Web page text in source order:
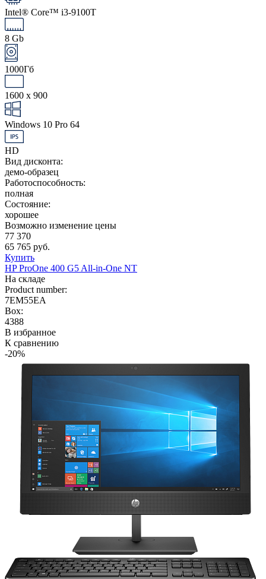
Intel® Core™ i3-9100T
8 Gb
1000Гб
1600 x 900
Windows 10 Pro 64
HD
Вид дисконта:
демо-образец
Работоспособность:
полная
Состояние:
хорошее
Возможно изменение цены
77 370
65 765 руб.
Купить
HP ProOne 400 G5 All-in-One NT
На складе
Product number:
7EM55EA
Box:
4388
В избранное
К сравнению
-20%